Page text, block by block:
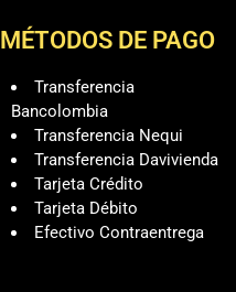
MÉTODOS DE PAGO
Transferencia
Bancolombia
Transferencia Nequi
Transferencia Davivienda
Tarjeta Crédito
Tarjeta Débito
Efectivo Contraentrega